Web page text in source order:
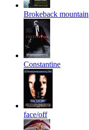
Brokeback mountain
Constantine
face/off